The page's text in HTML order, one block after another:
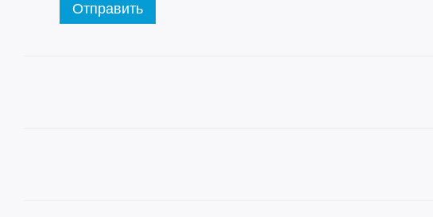
Отправить